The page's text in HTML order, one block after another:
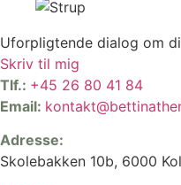
Uforpligtende dialog om
Skriv til mig
Tlf.: +45 26 80 41 84
Email:
Adresse:
Skolebakken 10b, 6000